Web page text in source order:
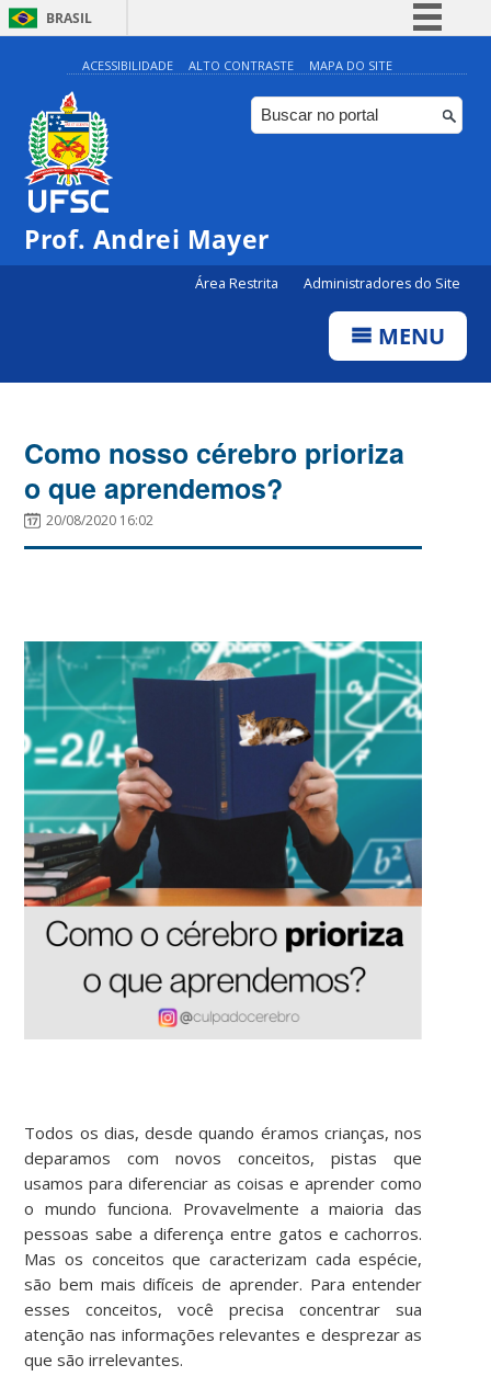
BRASIL
Simplifique!
Comunica BR
Participe
ACESSIBILIDADE ALTO CONTRASTE MAPA DO SITE
Prof. Andrei Mayer
Área Restrita Administradores do Site
MENU
Como nosso cérebro prioriza
o que aprendemos?
20/08/2020 16:02
Todos os dias, desde quando éramos crianças, nos
deparamos com novos conceitos, pistas que
usamos para diferenciar as coisas e aprender como
o mundo funciona. Provavelmente a maioria das
pessoas sabe a diferença entre gatos e cachorros.
Mas os conceitos que caracterizam cada espécie,
são bem mais difíceis de aprender. Para entender
esses conceitos, você precisa concentrar sua
atenção nas informações relevantes e desprezar as
que são irrelevantes.